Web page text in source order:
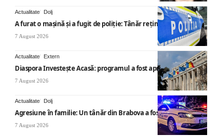
Actualitate Dolj
A furat o mașină și a fugit de poliție: Tânăr reținut
7 August 2026
Actualitate Extern
Diaspora Investește Acasă: programul a fost aprobat
7 August 2026
Actualitate Dolj
Agresiune în familie: Un tânăr din Brabova a fost arestat
7 August 2026